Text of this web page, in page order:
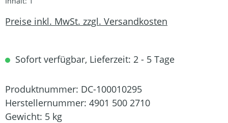
Preise inkl. MwSt. zzgl. Versandkosten
Sofort verfügbar, Lieferzeit: 2 - 5 Tage
Produktnummer: DC-100010295
Herstellernummer: 4901 500 2710
Gewicht: 5 kg